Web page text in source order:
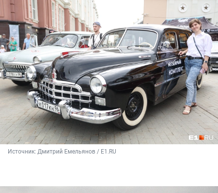
Источник: Дмитрий Емельянов / E1.RU